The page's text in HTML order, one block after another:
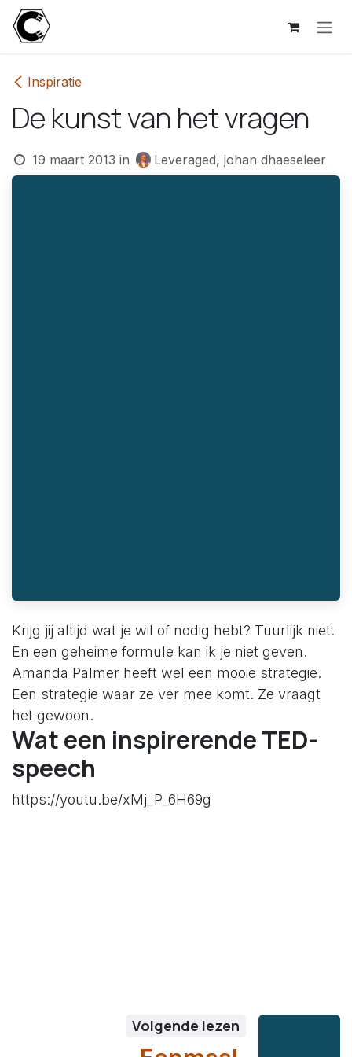
Overslaan naar inhoud
Inspiratie
De kunst van het vragen
19 maart 2013 in Leveraged, johan dhaeseleer
Krijg jij altijd wat je wil of nodig hebt? Tuurlijk niet.
En een geheime formule kan ik je niet geven.
Amanda Palmer heeft wel een mooie strategie.
Een strategie waar ze ver mee komt. Ze vraagt
het gewoon.
Wat een inspirerende TED-
speech
https://youtu.be/xMj_P_6H69g
Volgende lezen